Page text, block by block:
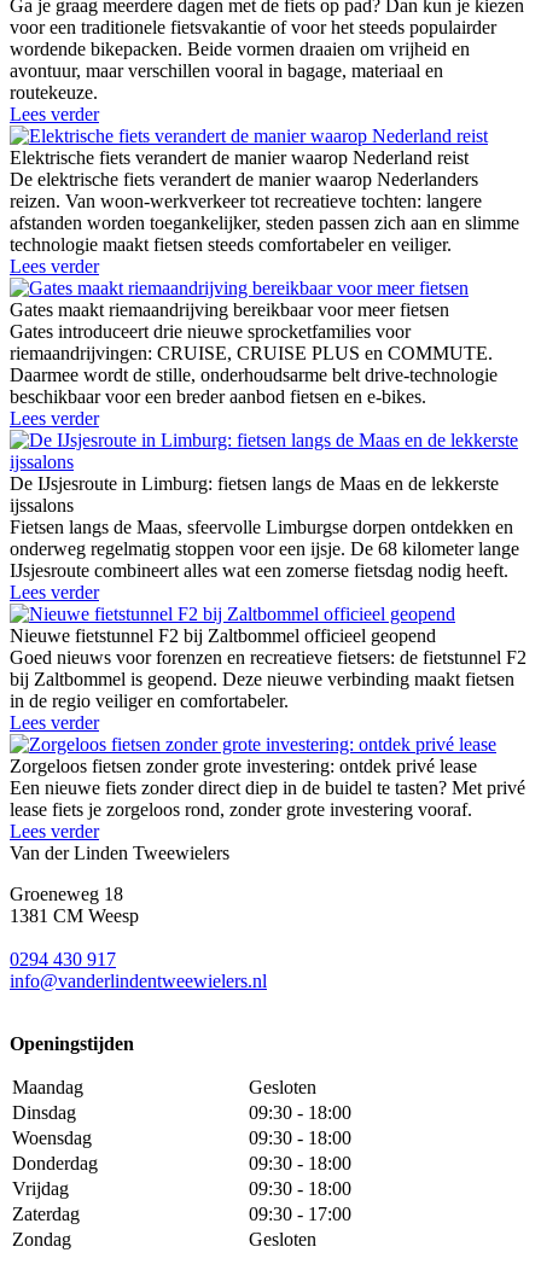
Ga je graag meerdere dagen met de fiets op pad? Dan kun je kiezen
voor een traditionele fietsvakantie of voor het steeds populairder
wordende bikepacken. Beide vormen draaien om vrijheid en
avontuur, maar verschillen vooral in bagage, materiaal en
routekeuze.
Lees verder
Elektrische fiets verandert de manier waarop Nederland reist
De elektrische fiets verandert de manier waarop Nederlanders
reizen. Van woon-werkverkeer tot recreatieve tochten: langere
afstanden worden toegankelijker, steden passen zich aan en slimme
technologie maakt fietsen steeds comfortabeler en veiliger.
Lees verder
Gates maakt riemaandrijving bereikbaar voor meer fietsen
Gates introduceert drie nieuwe sprocketfamilies voor
riemaandrijvingen: CRUISE, CRUISE PLUS en COMMUTE.
Daarmee wordt de stille, onderhoudsarme belt drive-technologie
beschikbaar voor een breder aanbod fietsen en e-bikes.
Lees verder
De IJsjesroute in Limburg: fietsen langs de Maas en de lekkerste
ijssalons
Fietsen langs de Maas, sfeervolle Limburgse dorpen ontdekken en
onderweg regelmatig stoppen voor een ijsje. De 68 kilometer lange
IJsjesroute combineert alles wat een zomerse fietsdag nodig heeft.
Lees verder
Nieuwe fietstunnel F2 bij Zaltbommel officieel geopend
Goed nieuws voor forenzen en recreatieve fietsers: de fietstunnel F2
bij Zaltbommel is geopend. Deze nieuwe verbinding maakt fietsen
in de regio veiliger en comfortabeler.
Lees verder
Zorgeloos fietsen zonder grote investering: ontdek privé lease
Een nieuwe fiets zonder direct diep in de buidel te tasten? Met privé
lease fiets je zorgeloos rond, zonder grote investering vooraf.
Lees verder
Van der Linden Tweewielers
Groeneweg 18
1381 CM Weesp
0294 430 917
info@vanderlindentweewielers.nl
Openingstijden
Maandag
Gesloten
Dinsdag
09:30 - 18:00
Woensdag
09:30 - 18:00
Donderdag
09:30 - 18:00
Vrijdag
09:30 - 18:00
Zaterdag
09:30 - 17:00
Zondag
Gesloten